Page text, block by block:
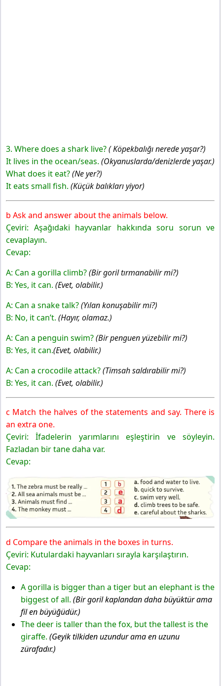
3. Where does a shark live?( Köpekbalığı nerede yaşar?)
It lives in the ocean/seas. (Okyanuslarda/denizlerde yaşar.)
What does it eat?(Ne yer?)
It eats small fish. (Küçük balıkları yiyor)
b Ask and answer about the animals below.
Çeviri: Aşağıdaki hayvanlar hakkında soru sorun ve
cevaplayın.
Cevap:
A: Can a gorilla climb?(Bir goril tırmanabilir mi?)
B: Yes, it can. (Evet, olabilir.)
A: Can a snake talk?(Yılan konuşabilir mi?)
B: No, it can’t. (Hayır, olamaz.)
A: Can a penguin swim?(Bir penguen yüzebilir mi?)
B: Yes, it can.(Evet, olabilir.)
A: Can a crocodile attack?(Timsah saldırabilir mi?)
B: Yes, it can. (Evet, olabilir.)
c Match the halves of the statements and say. There is
an extra one.
Çeviri: İfadelerin yarımlarını eşleştirin ve söyleyin.
Fazladan bir tane daha var.
Cevap:
d Compare the animals in the boxes in turns.
Çeviri: Kutulardaki hayvanları sırayla karşılaştırın.
Cevap:
A gorilla is bigger than a tiger but an elephant is the
biggest of all. (Bir goril kaplandan daha büyüktür ama
fil en büyüğüdür.)
The deer is taller than the fox, but the tallest is the
giraffe. (Geyik tilkiden uzundur ama en uzunu
zürafadır.)